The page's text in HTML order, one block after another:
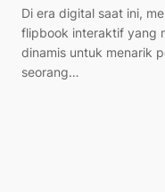
Di era digital saat ini,
flipbook interaktif yang
dinamis untuk menarik
seorang…